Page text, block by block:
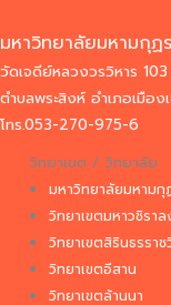
มหาวิทยาลัยมหามกุฏ
วัดเจดีย์หลวงวรวิหาร
ตำบลพระสิงห์ อำเภอเมือ
โทร.053-270-975-6
วิทยาเขต / วิทยาลัย
มหาวิทยาลัยมหามกุ
วิทยาเขตมหาวชิรา
วิทยาเขตสิรินธรรา
วิทยาเขตอีสาน
วิทยาเขตล้านนา